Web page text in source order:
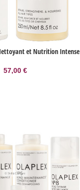
et Nutrition Intense
57,00 €